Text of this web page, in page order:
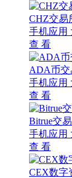
CHZ交易
手机应用
查 看
ADA币交
手机应用
查 看
Bitrue交
手机应用
查 看
CEX数字